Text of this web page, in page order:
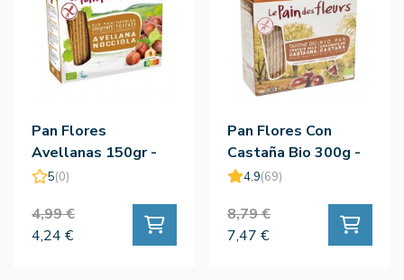
Pan Flores
Avellanas 150gr -
Le Pain Des Fleurs
5(0)
4,99 €
4,24 €
Pan Flores Con
Castaña Bio 300g -
Le Pain Des Fleurs
4.9(69)
8,79 €
7,47 €